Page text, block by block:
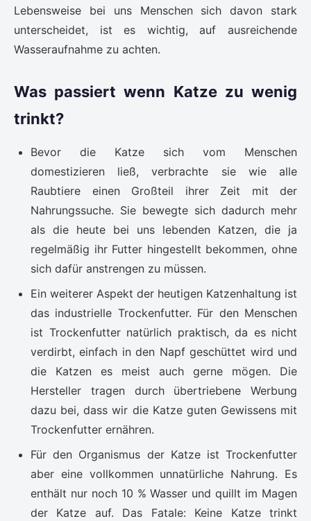
Lebensweise bei uns Menschen sich davon stark
unterscheidet, ist es wichtig, auf ausreichende
Wasseraufnahme zu achten.
Was passiert wenn Katze zu wenig
trinkt?
Bevor die Katze sich vom Menschen
domestizieren ließ, verbrachte sie wie alle
Raubtiere einen Großteil ihrer Zeit mit der
Nahrungssuche. Sie bewegte sich dadurch mehr
als die heute bei uns lebenden Katzen, die ja
regelmäßig ihr Futter hingestellt bekommen, ohne
sich dafür anstrengen zu müssen.
Ein weiterer Aspekt der heutigen Katzenhaltung ist
das industrielle Trockenfutter. Für den Menschen
ist Trockenfutter natürlich praktisch, da es nicht
verdirbt, einfach in den Napf geschüttet wird und
die Katzen es meist auch gerne mögen. Die
Hersteller tragen durch übertriebene Werbung
dazu bei, dass wir die Katze guten Gewissens mit
Trockenfutter ernähren.
Für den Organismus der Katze ist Trockenfutter
aber eine vollkommen unnatürliche Nahrung. Es
enthält nur noch 10 % Wasser und quillt im Magen
der Katze auf. Das Fatale: Keine Katze trinkt